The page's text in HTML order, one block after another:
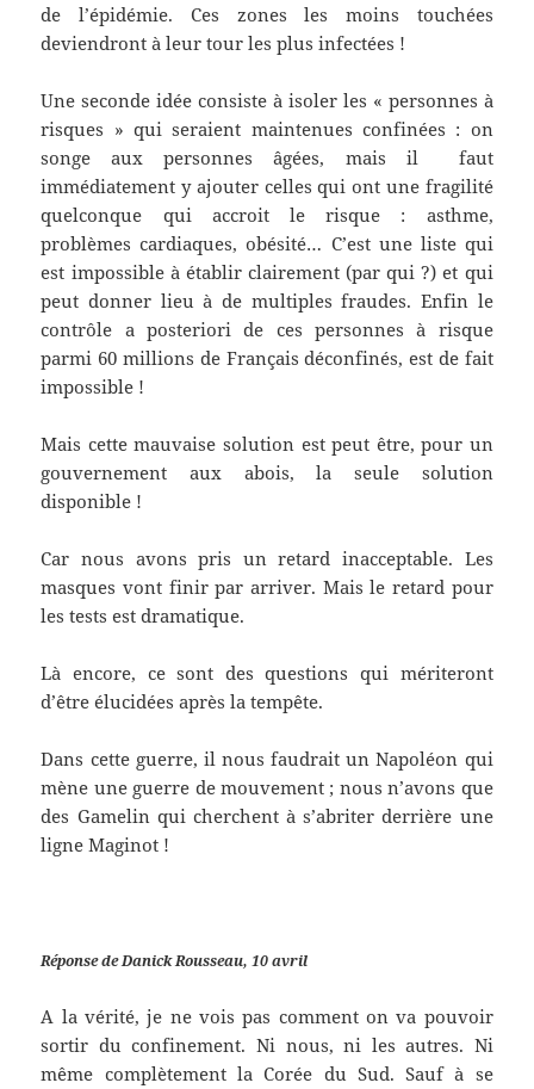
de l’épidémie. Ces zones les moins touchées
deviendront à leur tour les plus infectées !
Une seconde idée consiste à isoler les « personnes à
risques » qui seraient maintenues confinées : on
songe aux personnes âgées, mais il faut
immédiatement y ajouter celles qui ont une fragilité
quelconque qui accroit le risque : asthme,
problèmes cardiaques, obésité… C’est une liste qui
est impossible à établir clairement (par qui ?) et qui
peut donner lieu à de multiples fraudes. Enfin le
contrôle a posteriori de ces personnes à risque
parmi 60 millions de Français déconfinés, est de fait
impossible !
Mais cette mauvaise solution est peut être, pour un
gouvernement aux abois, la seule solution
disponible !
Car nous avons pris un retard inacceptable. Les
masques vont finir par arriver. Mais le retard pour
les tests est dramatique.
Là encore, ce sont des questions qui mériteront
d’être élucidées après la tempête.
Dans cette guerre, il nous faudrait un Napoléon qui
mène une guerre de mouvement ; nous n’avons que
des Gamelin qui cherchent à s’abriter derrière une
ligne Maginot !
Réponse de Danick Rousseau, 10 avril
A la vérité, je ne vois pas comment on va pouvoir
sortir du confinement. Ni nous, ni les autres. Ni
même complètement la Corée du Sud. Sauf à se